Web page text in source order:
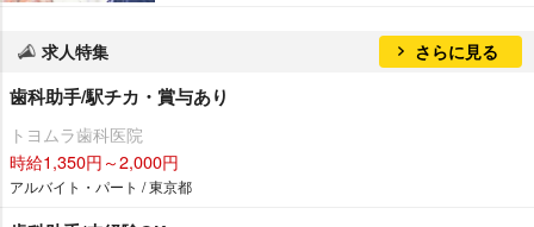
求人特集 さらに見る
歯科助手/駅チカ・賞与あり
トヨムラ歯科医院
時給1,350円～2,000円
アルバイト・パート / 東京都